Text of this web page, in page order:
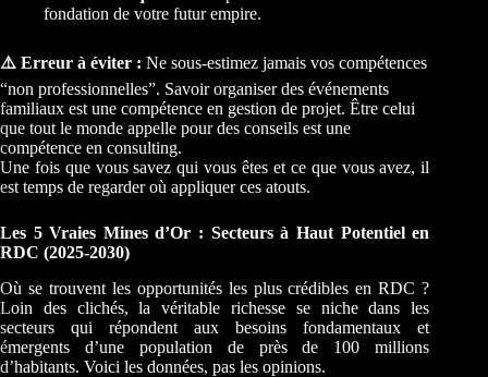
fondation de votre futur empire.
⚠️ Erreur à éviter : Ne sous-estimez jamais vos compétences
“non professionnelles”. Savoir organiser des événements
familiaux est une compétence en gestion de projet. Être celui
que tout le monde appelle pour des conseils est une
compétence en consulting.
Une fois que vous savez qui vous êtes et ce que vous avez, il
est temps de regarder où appliquer ces atouts.
Les 5 Vraies Mines d’Or : Secteurs à Haut Potentiel en
RDC (2025-2030)
Où se trouvent les opportunités les plus crédibles en RDC ?
Loin des clichés, la véritable richesse se niche dans les
secteurs qui répondent aux besoins fondamentaux et
émergents d’une population de près de 100 millions
d’habitants. Voici les données, pas les opinions.